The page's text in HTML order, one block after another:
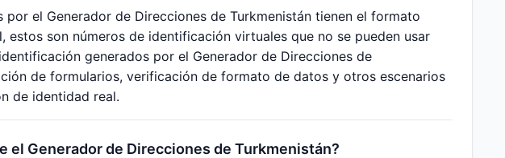
el Generador de Direcciones de Turkmenistán tienen el formato
son números de identificación virtuales que no se pueden usar
generados por el Generador de Direcciones de
de formularios, verificación de formato de datos y otros escenarios
de identidad real.
Generador de Direcciones de Turkmenistán?